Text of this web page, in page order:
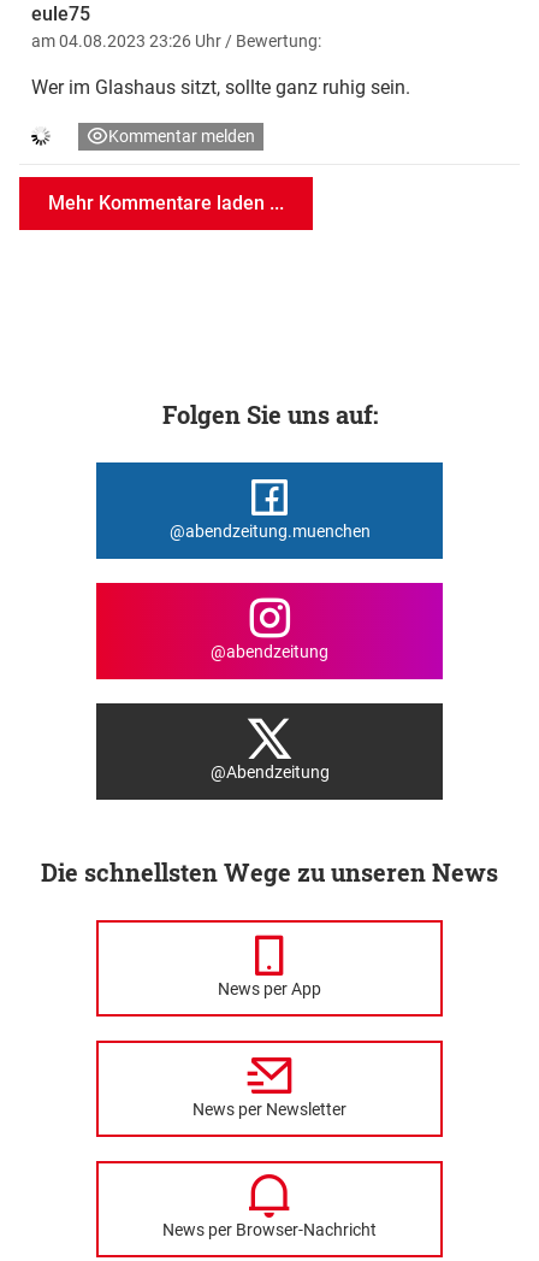
eule75
am 04.08.2023 23:26 Uhr / Bewertung:
Wer im Glashaus sitzt, sollte ganz ruhig sein.
Kommentar melden
Mehr Kommentare laden ...
Folgen Sie uns auf:
@abendzeitung.muenchen
@abendzeitung
@Abendzeitung
Die schnellsten Wege zu unseren News
News per App
News per Newsletter
News per Browser-Nachricht